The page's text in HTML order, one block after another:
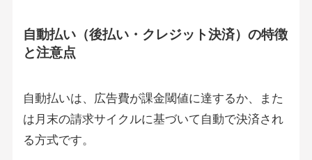
自動払い（後払い・クレジット決済）の特徴
と注意点
自動払いは、広告費が課金閾値に達するか、また
は月末の請求サイクルに基づいて自動で決済され
る方式です。